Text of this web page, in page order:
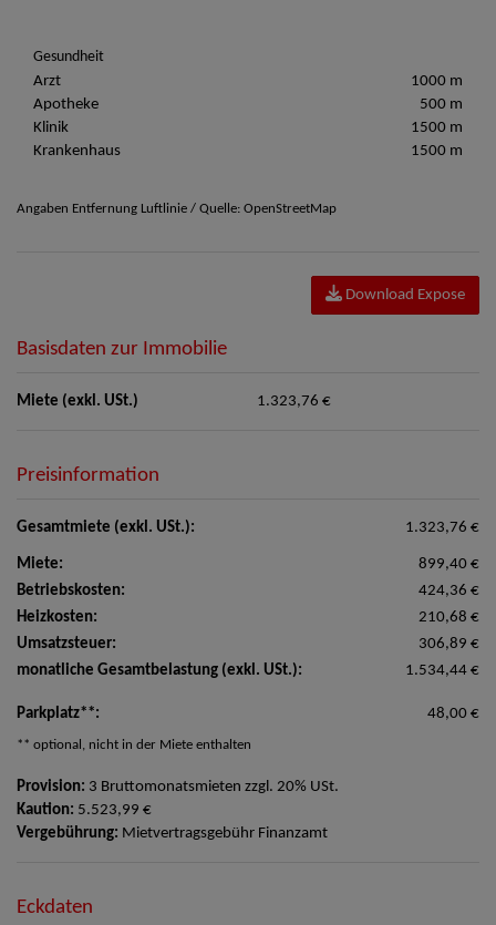
Gesundheit
Arzt
1000 m
Apotheke
500 m
Klinik
1500 m
Krankenhaus
1500 m
Angaben Entfernung Luftlinie / Quelle: OpenStreetMap
Download Expose
Basisdaten zur Immobilie
Miete (exkl. USt.) 1.323,76 €
Preisinformation
Gesamtmiete (exkl. USt.): 1.323,76 €
Miete:
899,40 €
Betriebskosten:
424,36 €
Heizkosten:
210,68 €
Umsatzsteuer:
306,89 €
monatliche Gesamtbelastung (exkl. USt.):
1.534,44 €
Parkplatz**: 48,00 €
** optional, nicht in der Miete enthalten
Provision: 3 Bruttomonatsmieten zzgl. 20% USt.
Kaution: 5.523,99 €
Vergebührung: Mietvertragsgebühr Finanzamt
Eckdaten